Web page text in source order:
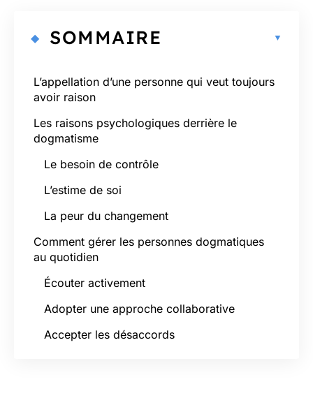
SOMMAIRE
L’appellation d’une personne qui veut toujours
avoir raison
Les raisons psychologiques derrière le
dogmatisme
Le besoin de contrôle
L’estime de soi
La peur du changement
Comment gérer les personnes dogmatiques
au quotidien
Écouter activement
Adopter une approche collaborative
Accepter les désaccords